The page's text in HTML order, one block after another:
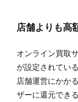
店舗よりも高
オンライン買取
が設定されてい
店舗運営にかか
ザーに還元でき